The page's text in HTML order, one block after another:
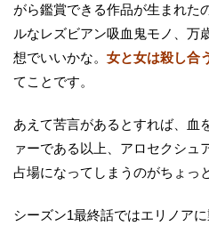
がら鑑賞できる作品が生まれた
ルなレズビアン吸血鬼モノ、
想でいいかな。 女と女は殺し合
てことです。
あえて苦言があるとすれば、血
ァーである以上、アロセクシュ
占場になってしまうのがちょっ
シーズン1最終話ではエリノア